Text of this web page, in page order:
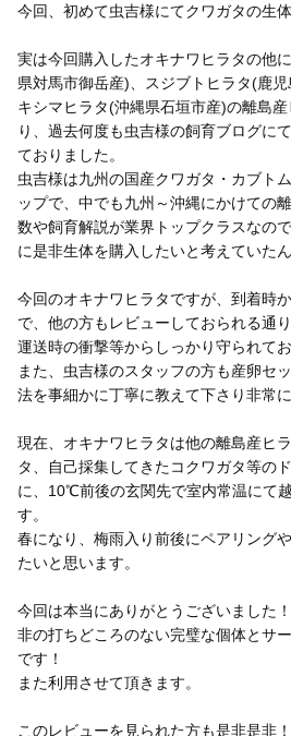
今回、初めて虫吉様にてクワガタの生
実は今回購入したオキナワヒラタの他
県対馬市御岳産)、スジブトヒラタ(鹿
キシマヒラタ(沖縄県石垣市産)の離島
り、過去何度も虫吉様の飼育ブログに
ておりました。
虫吉様は九州の国産クワガタ・カブト
ップで、中でも九州～沖縄にかけての
数や飼育解説が業界トップクラスなの
に是非生体を購入したいと考えていたん
今回のオキナワヒラタですが、到着時
で、他の方もレビューしておられる通
運送時の衝撃等からしっかり守られて
また、虫吉様のスタッフの方も産卵セ
法を事細かに丁寧に教えて下さり非常に
現在、オキナワヒラタは他の離島産ヒ
タ、自己採集してきたコクワガタ等の
に、10℃前後の玄関先で室内常温にて
す。
春になり、梅雨入り前後にペアリング
たいと思います。
今回は本当にありがとうございました！
非の打ちどころのない完璧な個体とサ
です！
また利用させて頂きます。
このレビューを見られた方も是非是非